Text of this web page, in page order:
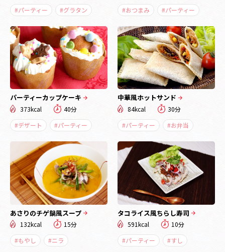
#パーティー
#グラタン
#おつまみ
#パーティー
パーティーカップケーキ
373kcal
40分
#デザート
#パーティー
中華風ホットサンド
84kcal
30分
#パーティー
#お弁当
あさりのチゲ鍋風スープ
132kcal
15分
#もやし
#ニラ
タコライス風ちらし寿司
591kcal
10分
#パーティー
#すし